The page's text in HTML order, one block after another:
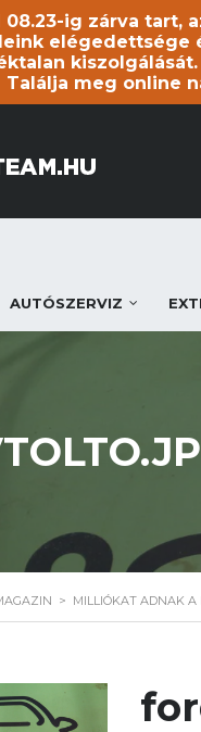
08.23-ig zárva
Találja meg online
AUTÓSZERVIZ
> MILLIÓKAT ADNAK